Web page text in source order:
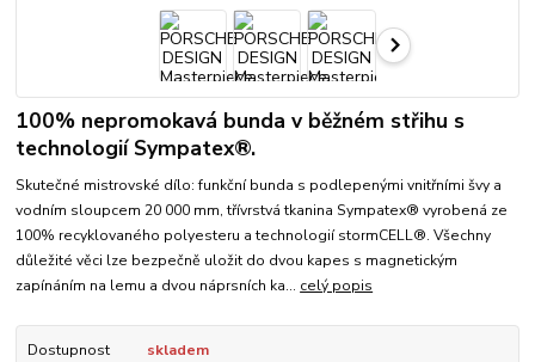
100% nepromokavá bunda v běžném střihu s
technologií Sympatex®.
Skutečné mistrovské dílo: funkční bunda s podlepenými vnitřními švy a
vodním sloupcem 20 000 mm, třívrstvá tkanina Sympatex® vyrobená ze
100% recyklovaného polyesteru a technologií stormCELL®. Všechny
důležité věci lze bezpečně uložit do dvou kapes s magnetickým
zapínáním na lemu a dvou náprsních ka... celý popis
Dostupnost
skladem